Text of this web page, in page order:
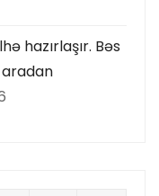
hazırlaşır. Bəs
aradan